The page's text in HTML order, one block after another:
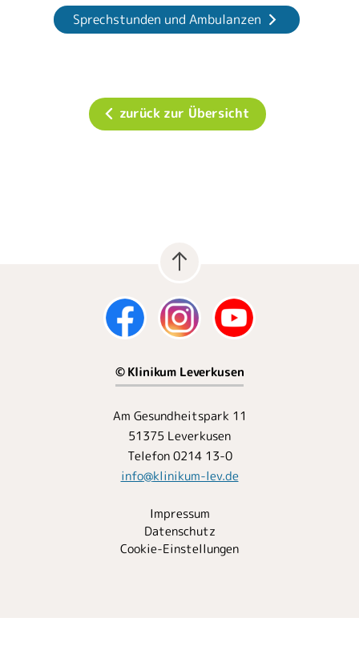
Sprechstunden und Ambulanzen
zurück zur Übersicht
© Klinikum Leverkusen
Am Gesundheitspark 11
51375 Leverkusen
Telefon 0214 13-0
info@klinikum-lev.de
Impressum
Datenschutz
Cookie-Einstellungen